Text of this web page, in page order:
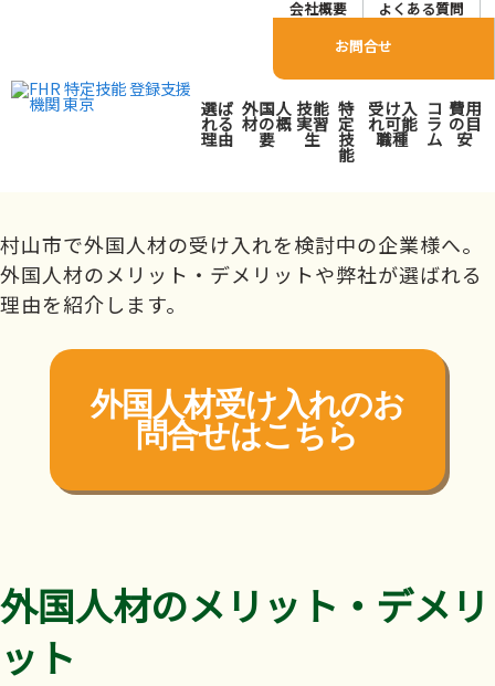
会社概要
よくある質問
お問合せ
選ば
れる
理由
外国人
材の概
要
技能
実習
生
特
定
技
能
受け入
れ可能
職種
コ
ラ
ム
費用
の目
安
村山市で外国人人材派遣･
紹介会社をお探しの方へ
山形県
村山市で外国人材の受け入れを検討中の企業様へ。
外国人材のメリット・デメリットや弊社が選ばれる
理由を紹介します。
外国人材受け入れのお
問合せはこちら
外国人材のメリット・デメリ
ット